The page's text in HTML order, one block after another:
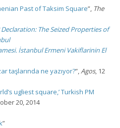
Past of Taksim Square”, The
Declaration: The Seized Properties of
İstanbul Ermeni Vakiflarinin El
taşlarında ne yazıyor?”,Agos, 12
ugliest square,’ Turkish PM
20, 2014
”